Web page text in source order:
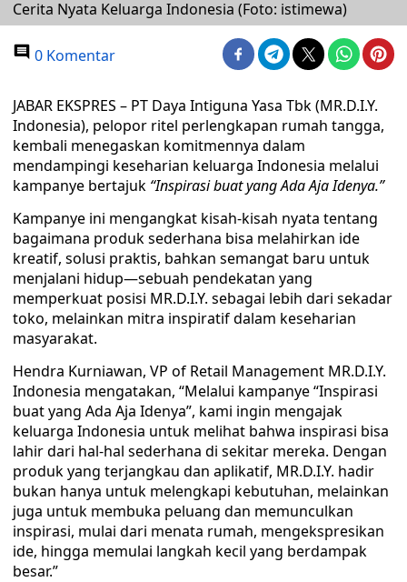
Cerita Nyata Keluarga Indonesia (Foto: istimewa)
0 Komentar
JABAR EKSPRES – PT Daya Intiguna Yasa Tbk (MR.D.I.Y.
Indonesia), pelopor ritel perlengkapan rumah tangga,
kembali menegaskan komitmennya dalam
mendampingi keseharian keluarga Indonesia melalui
kampanye bertajuk “Inspirasi buat yang Ada Aja Idenya.”
Kampanye ini mengangkat kisah-kisah nyata tentang
bagaimana produk sederhana bisa melahirkan ide
kreatif, solusi praktis, bahkan semangat baru untuk
menjalani hidup—sebuah pendekatan yang
memperkuat posisi MR.D.I.Y. sebagai lebih dari sekadar
toko, melainkan mitra inspiratif dalam keseharian
masyarakat.
Hendra Kurniawan, VP of Retail Management MR.D.I.Y.
Indonesia mengatakan, “Melalui kampanye “Inspirasi
buat yang Ada Aja Idenya”, kami ingin mengajak
keluarga Indonesia untuk melihat bahwa inspirasi bisa
lahir dari hal-hal sederhana di sekitar mereka. Dengan
produk yang terjangkau dan aplikatif, MR.D.I.Y. hadir
bukan hanya untuk melengkapi kebutuhan, melainkan
juga untuk membuka peluang dan memunculkan
inspirasi, mulai dari menata rumah, mengekspresikan
ide, hingga memulai langkah kecil yang berdampak
besar.”